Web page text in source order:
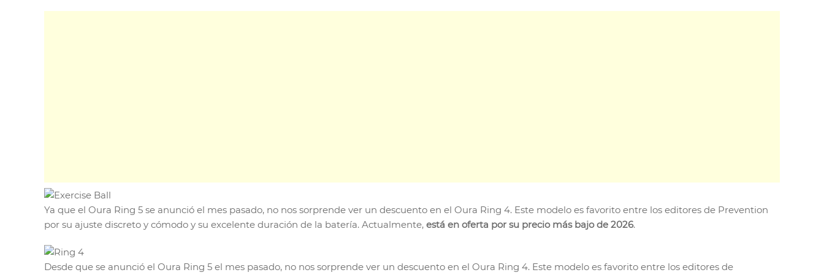
Ya que el Oura Ring 5 se anunció el mes pasado, no nos sorprende ver un descuento en el Oura Ring 4. Este modelo es favorito entre los editores de Prevention
por su ajuste discreto y cómodo y su excelente duración de la batería. Actualmente, está en oferta por su precio más bajo de 2026.
Desde que se anunció el Oura Ring 5 el mes pasado, no nos sorprende ver un descuento en el Oura Ring 4. Este modelo es favorito entre los editores de